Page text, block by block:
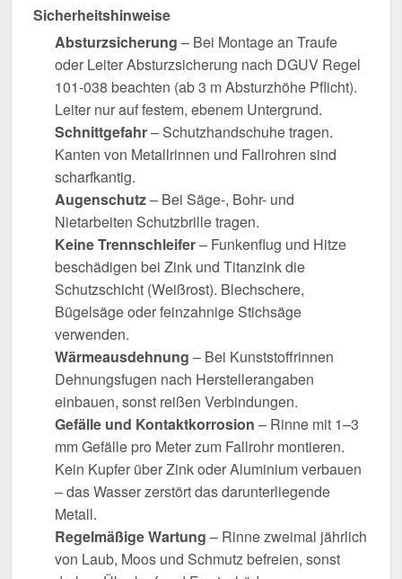
Sicherheitshinweise
Absturzsicherung – Bei Montage an Traufe
oder Leiter Absturzsicherung nach DGUV Regel
101-038 beachten (ab 3 m Absturzhöhe Pflicht).
Leiter nur auf festem, ebenem Untergrund.
Schnittgefahr– Schutzhandschuhe tragen.
Kanten von Metallrinnen und Fallrohren sind
scharfkantig.
Augenschutz– Bei Säge-, Bohr- und
Nietarbeiten Schutzbrille tragen.
Keine Trennschleifer– Funkenflug und Hitze
beschädigen bei Zink und Titanzink die
Schutzschicht (Weißrost). Blechschere,
Bügelsäge oder feinzahnige Stichsäge
verwenden.
Wärmeausdehnung – Bei Kunststoffrinnen
Dehnungsfugen nach Herstellerangaben
einbauen, sonst reißen Verbindungen.
Gefälle und Kontaktkorrosion – Rinne mit 1–3
mm Gefälle pro Meter zum Fallrohr montieren.
Kein Kupfer über Zink oder Aluminium verbauen
– das Wasser zerstört das darunterliegende
Metall.
Regelmäßige Wartung – Rinne zweimal jährlich
von Laub, Moos und Schmutz befreien, sonst